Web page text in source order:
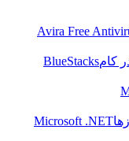
Avira Free
کامBlueStacks
Microsoft .NET